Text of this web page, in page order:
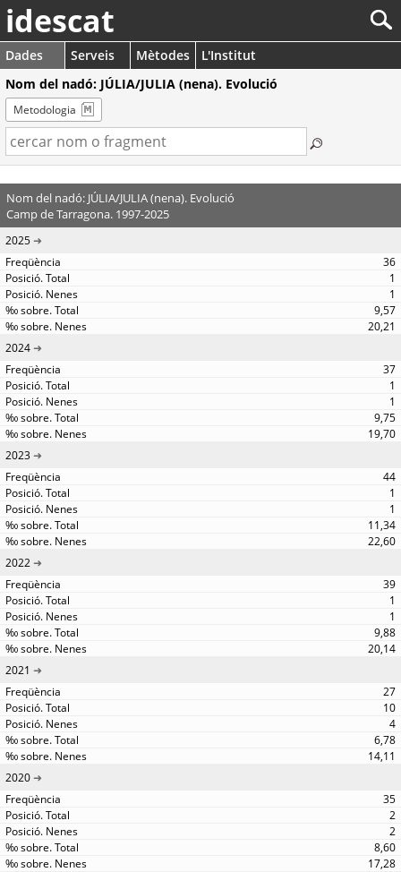
idescat
Dades Serveis Mètodes
L'Institut
Nom del nadó: JÚLIA/JULIA (nena). Evolució
Metodologia
Nom del nadó: JÚLIA/JULIA (nena). Evolució
Camp de Tarragona. 1997-2025
2025
36
1
1
9,57
20,21
2024
37
1
1
9,75
19,70
2023
44
1
1
11,34
22,60
2022
39
1
1
9,88
20,14
2021
27
10
4
6,78
14,11
2020
35
2
2
8,60
17,28